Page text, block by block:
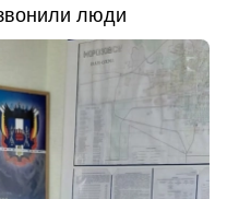
люди